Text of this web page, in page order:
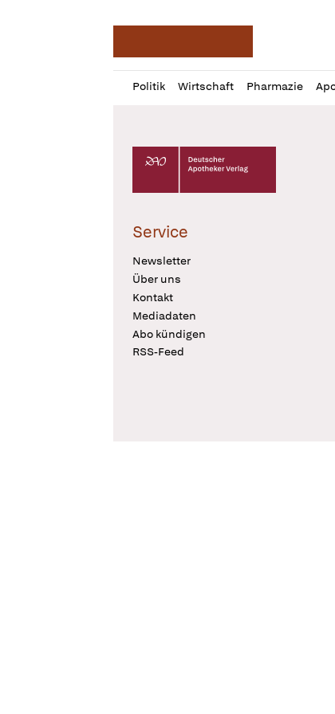
Politik Wirtschaft Pharmazie
Profil
öffnen
Daz
Pur
Deutscher Apotheker Verlag Logo
Service
Newsletter
Über uns
Kontakt
Mediadaten
Abo kündigen
RSS-Feed